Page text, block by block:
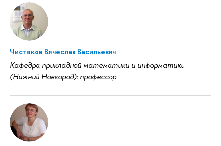
Чистяков Вячеслав Васильевич
Кафедра прикладной математики и информатики
(Нижний Новгород): профессор